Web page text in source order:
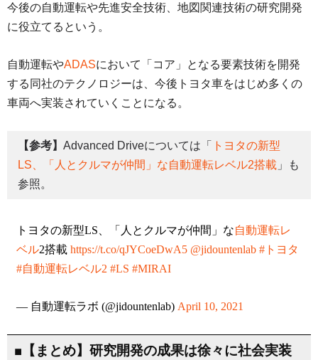
今後の自動運転や先進安全技術、地図関連技術の研究開発
に役立てるという。
自動運転やADASにおいて「コア」となる要素技術を開発
する同社のテクノロジーは、今後トヨタ車をはじめ多くの
車両へ実装されていくことになる。
【参考】 Advanced Driveについては「
トヨタの新型
LS、「人とクルマが仲間」な自動運転レベル2搭載 」も
参照。
トヨタの新型LS、「人とクルマが仲間」な自動運転レ
ベル2搭載 https://t.co/qJYCoeDwA5 @jidountenlab #トヨタ
#自動運転レベル2 #LS #MIRAI
— 自動運転ラボ (@jidountenlab) April 10, 2021
■【まとめ】研究開発の成果は徐々に社会実装